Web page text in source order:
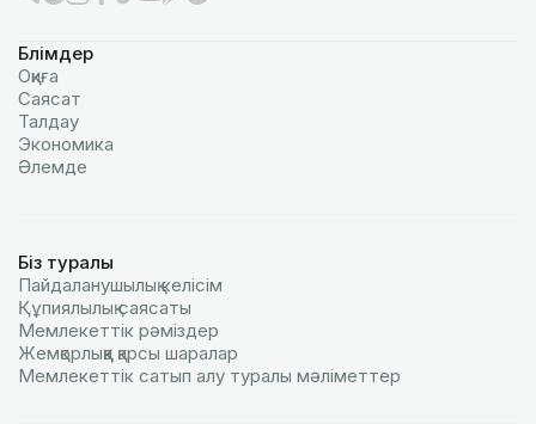
Бөлімдер
Оқиға
Саясат
Талдау
Экономика
Әлемде
Біз туралы
Пайдаланушылық келiciм
Құпиялылық саясаты
Мемлекеттік рәміздер
Жемқорлыққа қарсы шаралар
Мемлекеттік сатып алу туралы мәлiметтер